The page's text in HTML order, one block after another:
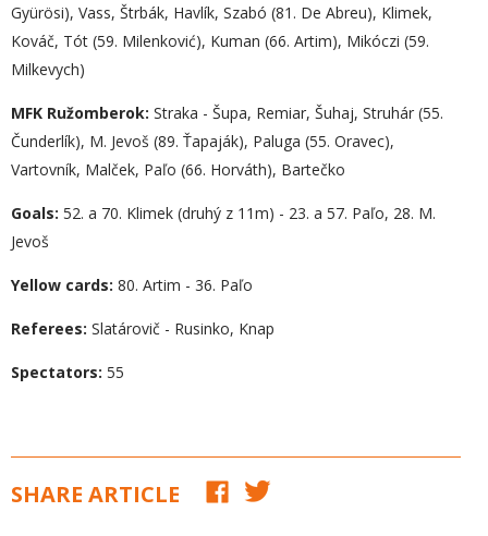
Gyürösi), Vass, Štrbák, Havlík, Szabó (81. De Abreu), Klimek,
Kováč, Tót (59. Milenković), Kuman (66. Artim), Mikóczi (59.
Milkevych)
MFK Ružomberok: Straka - Šupa, Remiar, Šuhaj, Struhár (55.
Čunderlík), M. Jevoš (89. Ťapaják), Paluga (55. Oravec),
Vartovník, Malček, Paľo (66. Horváth), Bartečko
Goals: 52. a 70. Klimek (druhý z 11m) - 23. a 57. Paľo, 28. M.
Jevoš
Yellow cards: 80. Artim - 36. Paľo
Referees: Slatárovič - Rusinko, Knap
Spectators: 55
SHARE ARTICLE